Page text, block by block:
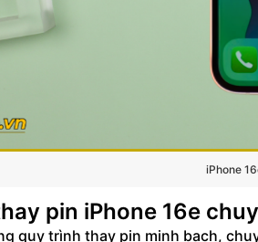
iPhone
pin iPhone 16e
quy trình thay pin minh bạch,